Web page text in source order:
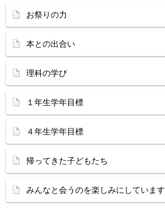
お祭りの力
本との出合い
理科の学び
１年生学年目標
４年生学年目標
帰ってきた子どもたち
みんなと会うのを楽しみにしています